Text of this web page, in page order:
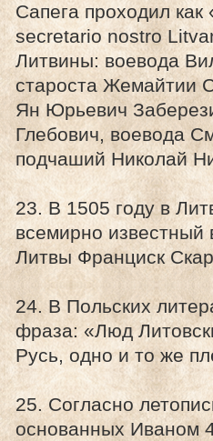
Сапега проходил
secretario nostro
Литвины: воевода
староста Жемайтии
Ян Юрьевич
Глебович, воевода
подчаший Николай
23. В 1505 году в
всемирно известный
Литвы Франциск
24. В Польских
фраза: «Люд
Русь, одно и то же
25. Согласно
основанных Иваном